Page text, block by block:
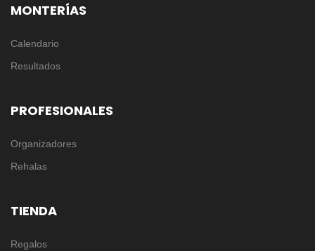
MONTERÍAS
Calendario
Resultados
PROFESIONALES
Organizadores
Rehalas
TIENDA
Regalos